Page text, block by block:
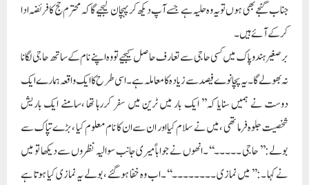
جناب گنجے بھی ہوں تویہ وہ حلیہ ہے جسے آپ دیکھ کر پہچان لیجیے گا کہ محترم حج کا فریضہ ادا
کرکے آئے ہیں ۔
برصغیر ہندوپاک میں کسی حاجی سے تعارف حاصل کیجیے تووہ اپنے نام کے ساتھ حاجی لگانا
نہ بھولے گا ۔یہ پچانوے فیصد سے زیادہ کا معاملہ ہے ۔اسی طرح کا ایک واقعہ ہمارے ایک
دوست نے ہمیں سنایا کہ’’ ایک بار میں ٹرین میں سفر کررہا تھا ،سامنے ایک باریش
شخصیت جلوہ فرما تھی ،میں نے سلام کیا اور ان سے ان کا نام معلوم کیا ،بڑے تپاک سے
بولے:’’ حاجی ۔۔۔۔۔‘‘ ۔انھوں نے جوابا ًمیری جانب سوالیہ نظروں سے دیکھا تو میں
نے کہا ۔:’’ میں نمازی ۔۔۔۔۔۔۔۔‘‘۔اب وہ خفا ہوگئے ،بولے یہ نمازی کیا ہوتا ہے